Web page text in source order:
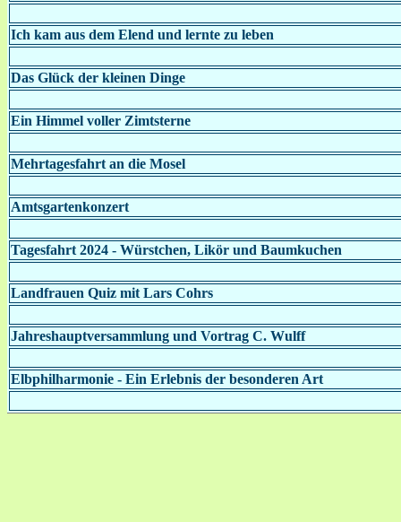
Ich kam aus dem Elend und lernte zu leben
Das Glück der kleinen Dinge
Ein Himmel voller Zimtsterne
Mehrtagesfahrt an die Mosel
Amtsgartenkonzert
Tagesfahrt 2024 - Würstchen, Likör und Baumkuchen
Landfrauen Quiz mit Lars Cohrs
Jahreshauptversammlung und Vortrag C. Wulff
Elbphilharmonie - Ein Erlebnis der besonderen Art